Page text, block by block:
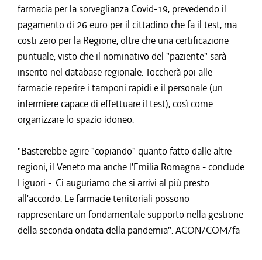
farmacia per la sorveglianza Covid-19, prevedendo il
pagamento di 26 euro per il cittadino che fa il test, ma
costi zero per la Regione, oltre che una certificazione
puntuale, visto che il nominativo del "paziente" sarà
inserito nel database regionale. Toccherà poi alle
farmacie reperire i tamponi rapidi e il personale (un
infermiere capace di effettuare il test), così come
organizzare lo spazio idoneo.
"Basterebbe agire "copiando" quanto fatto dalle altre
regioni, il Veneto ma anche l'Emilia Romagna - conclude
Liguori -. Ci auguriamo che si arrivi al più presto
all'accordo. Le farmacie territoriali possono
rappresentare un fondamentale supporto nella gestione
della seconda ondata della pandemia". ACON/COM/fa